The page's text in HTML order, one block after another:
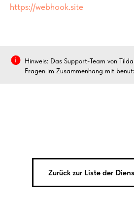
https://webhook.site
Hinweis: Das Support-Team von
Fragen im Zusammenhang mit
Zurück zur Liste der